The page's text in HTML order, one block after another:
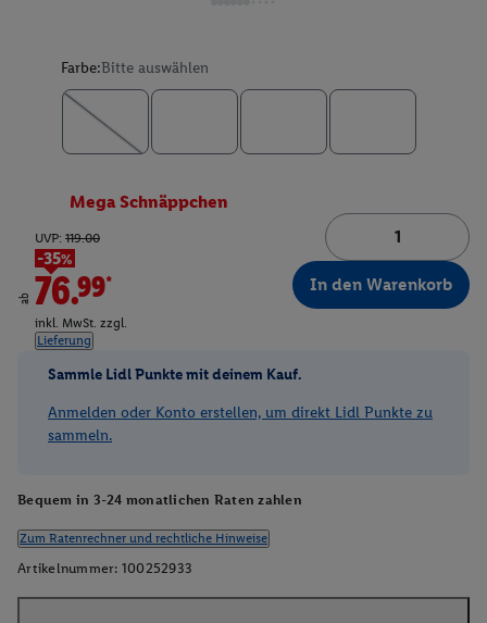
Farbe:Bitte auswählen
Mega Schnäppchen
ab
UVP: 119.00
-35%
76.99*
inkl. MwSt. zzgl.
Lieferung
In den Warenkorb
Sammle Lidl Punkte mit deinem Kauf.
Anmelden oder Konto erstellen, um direkt Lidl Punkte zu
sammeln.
Bequem in 3-24 monatlichen Raten zahlen
Zum Ratenrechner und rechtliche Hinweise
Artikelnummer: 100252933